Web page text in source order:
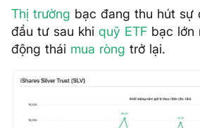
Thị trường bạc đang thu hút sự
đầu tư sau khi quỹ ETF bạc lớn
động thái mua ròng trở lại.